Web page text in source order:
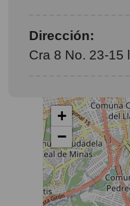
Dirección:
Cra 8 No. 23-15
+
−